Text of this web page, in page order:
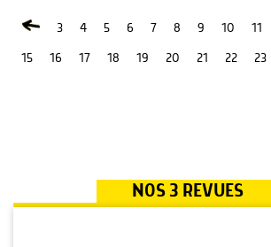
3 4 5 6 7 8 9 10 11
15 16 17 18 19 20 21 22 23
NOS 3 REVUES